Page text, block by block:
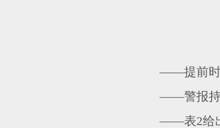
——提前时
——警报持
——表2给出